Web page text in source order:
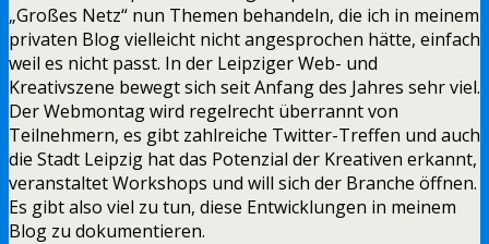
„Großes Netz“ nun Themen behandeln, die ich in meinem
privaten Blog vielleicht nicht angesprochen hätte, einfach
weil es nicht passt. In der Leipziger Web- und
Kreativszene bewegt sich seit Anfang des Jahres sehr viel.
Der Webmontag wird regelrecht überrannt von
Teilnehmern, es gibt zahlreiche Twitter-Treffen und auch
die Stadt Leipzig hat das Potenzial der Kreativen erkannt,
veranstaltet Workshops und will sich der Branche öffnen.
Es gibt also viel zu tun, diese Entwicklungen in meinem
Blog zu dokumentieren.